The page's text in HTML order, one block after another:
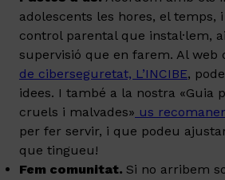
adolescents les hores, el temps,
control parental que instal·lem,
supervisió que en farem. Al web
de ciberseguretat, L’INCIBE,
idees. I també a la nostra «Guia
cruels i malvades» us
per fer servir, i que podeu
que tingueu!
Fem comunitat. Si no arribem